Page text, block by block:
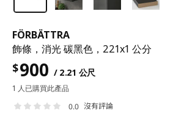
FÖRBÄTTRA
飾條，消光 碳黑色，221x1 公分
$900 / 2.21 公尺
1 人已購買此產品
0.0 沒有評論